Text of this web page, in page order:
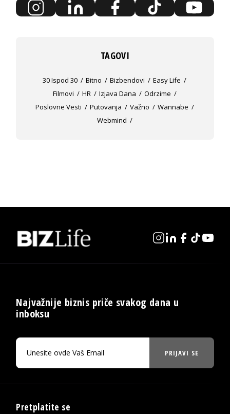
TAGOVI
30 Ispod 30 Bitno Bizbendovi
Easy Life
Filmovi
HR Izjava Dana
Odrzime
Poslovne Vesti
Putovanja Važno
Wannabe
Webmind
Najvažnije biznis priče svakog dana u
inboksu
PRIJAVI SE
Pretplatite se